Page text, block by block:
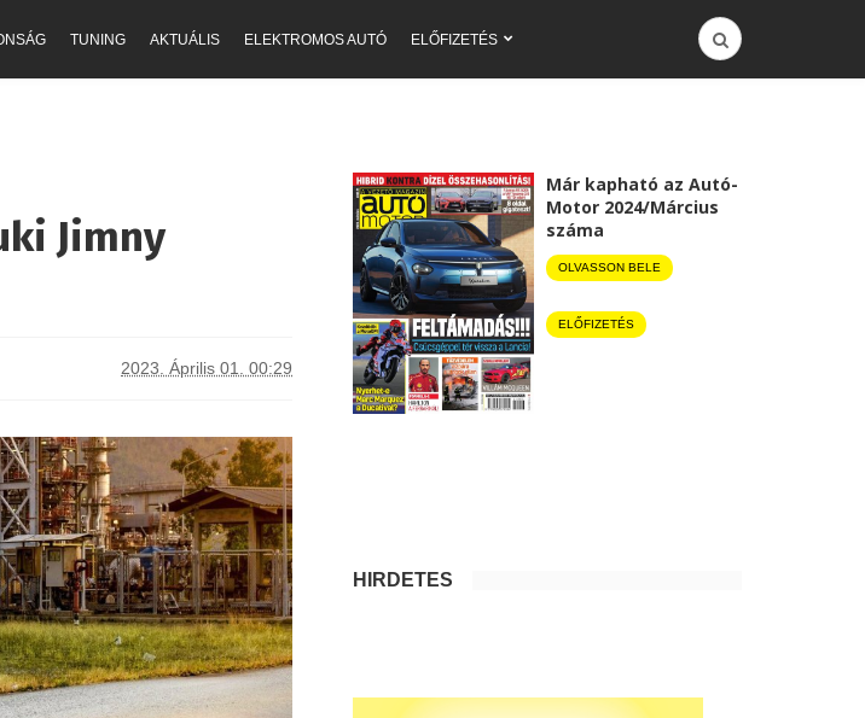
TUNING AKTUÁLIS ELEKTROMOS AUTÓ ELŐFIZETÉS
Jimny
2023. Április 01. 00:29
Már kapható az Autó-
Motor 2024/Március
száma
OLVASSON BELE
ELŐFIZETÉS
HIRDETÉS